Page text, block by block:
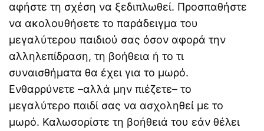
αφήστε τη σχέση να ξεδιπλωθεί. Προσπαθήστε
να ακολουθήσετε το παράδειγμα του
μεγαλύτερου παιδιού σας όσον αφορά την
αλληλεπίδραση, τη βοήθεια ή το τι
συναισθήματα θα έχει για το μωρό.
Ενθαρρύνετε –αλλά μην πιέζετε– το
μεγαλύτερο παιδί σας να ασχοληθεί με το
μωρό. Καλωσορίστε τη βοήθειά του εάν θέλει